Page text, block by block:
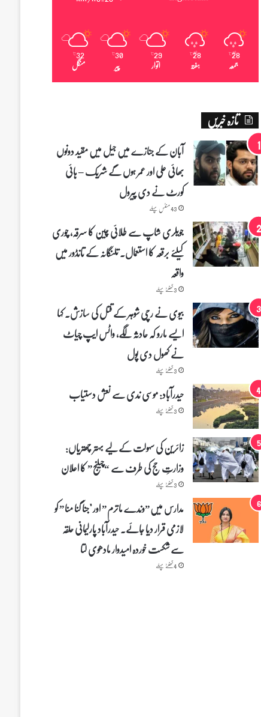
28
℃
جمعہ
28
℃
ہفتہ
29
℃
اتوار
30
℃
پیر
32
℃
منگل
تازہ خبریں
آبان کے جنازے میں جیل میں مقید دونوں
بھائی علی اور عمر ہوں گے شریک – ہائی
کورٹ نے دی پیرول
43 منٹس پہلے
جویلری شاپ سے طلائی چین کا سرقہ، چوری
کیلئے برقعہ کا استعمال۔ تلنگانہ کے تانڈور میں
واقعہ
3 گھنٹے پہلے
بیوی نے رچی شوہر کے قتل کی سازش۔ کہا
ایسے مارو کہ حادثہ لگے، واٹس ایپ چیاٹ
نے کھول دی پول
3 گھنٹے پہلے
حیدرآباد: موسی ندی سے نعش دستیاب
3 گھنٹے پہلے
زائرین کی سہولت کے لیے بہتر چھتریاں:
وزارتِ حج کی طرف سے “چیلنج” کا اعلان
3 گھنٹے پہلے
مدارس میں”وندے ماترم” اور "جنا گنا منا” کو
لازمی قرار دیا جائے۔ حیدرآباد پارلیمانی حلقہ
سے شکست خوردہ امیدوار مادھوی لتا
4 گھنٹے پہلے